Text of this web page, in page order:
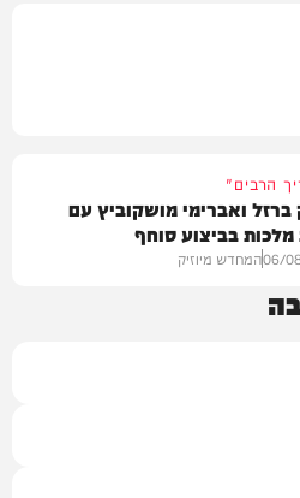
הרבים"
ברזל ואברימי מושקוביץ עם
בביצוע סוחף
06/המחדש מיוזיק